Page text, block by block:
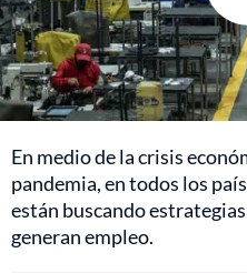
En medio de la crisis
pandemia, en todos los
están buscando
generan empleo.